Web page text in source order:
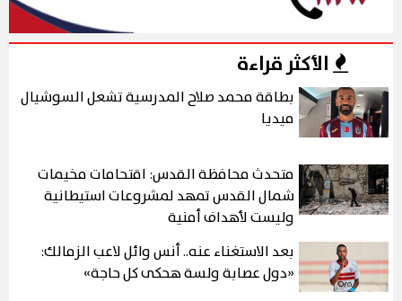
الأكثر قراءة
بطاقة محمد صلاح المدرسية تشعل السوشيال
ميديا
متحدث محافظة القدس: اقتحامات مخيمات
شمال القدس تمهد لمشروعات استيطانية
وليست لأهداف أمنية
بعد الاستغناء عنه.. أنس وائل لاعب الزمالك:
«دول عصابة ولسة هحكى كل حاجة»